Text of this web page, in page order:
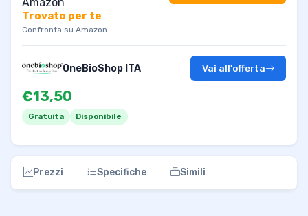
Trovato per te
Confronta su Amazon
OneBioShop ITA
€13,50
Gratuita Disponibile
Vai all'offerta
Prezzi Specifiche Simili